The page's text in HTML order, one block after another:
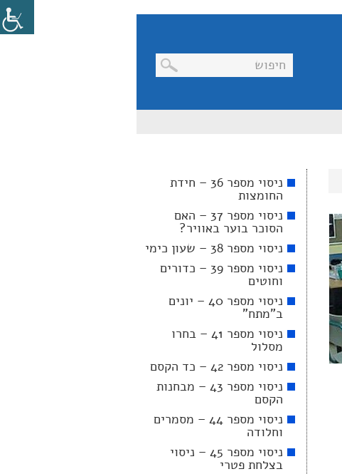
ניסוי מספר 36 – חידת
החומצות
ניסוי מספר 37 – האם
הסוכר בוער באוויר?
ניסוי מספר 38 – שעון כימי
ניסוי מספר 39 – כדורים
וחוטים
ניסוי מספר 40 – יונים
ב"מתח"
ניסוי מספר 41 – בחרו
מסלול
ניסוי מספר 42 – כד הקסם
ניסוי מספר 43 – מבחנות
הקסם
ניסוי מספר 44 – מסמרים
וחלודה
ניסוי מספר 45 – ניסוי
בצלחת פטרי